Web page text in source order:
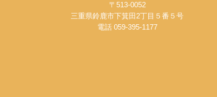
〒513-0052
三重県鈴鹿市下箕田2丁目５番５号
電話 059-395-1177